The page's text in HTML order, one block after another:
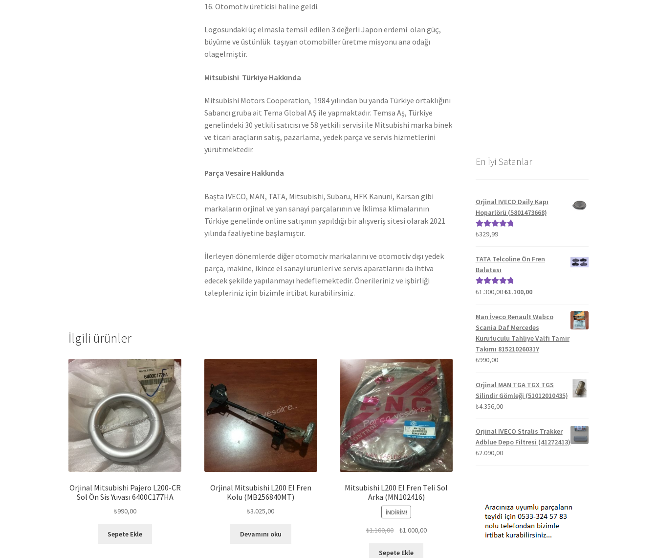
16. Otomotiv üreticisi haline geldi.
Logosundaki üç elmasla temsil edilen 3 değerli Japon erdemi olan güç,
büyüme ve üstünlük taşıyan otomobiller üretme misyonu ana odağı
olagelmiştir.
Mitsubishi Türkiye Hakkında
Mitsubishi Motors Cooperation, 1984 yılından bu yanda Türkiye ortaklığını
Sabancı gruba ait Tema Global AŞ ile yapmaktadır. Temsa Aş, Türkiye
genelindeki 30 yetkili satıcısı ve 58 yetkili servisi ile Mitsubishi marka binek
ve ticari araçların satış, pazarlama, yedek parça ve servis hizmetlerini
yürütmektedir.
Parça Vesaire Hakkında
Başta IVECO, MAN, TATA, Mitsubishi, Subaru, HFK Kanuni, Karsan gibi
markaların orjinal ve yan sanayi parçalarının ve İklimsa klimalarının
Türkiye genelinde online satışının yapıldığı bir alışveriş sitesi olarak 2021
yılında faaliyetine başlamıştır.
İlerleyen dönemlerde diğer otomotiv markalarını ve otomotiv dışı yedek
parça, makine, ikince el sanayi ürünleri ve servis aparatlarını da ihtiva
edecek şekilde yapılanmayı hedeflemektedir. Önerileriniz ve işbirliği
talepleriniz için bizimle irtibat kurabilirsiniz.
İlgili ürünler
Orjinal Mitsubishi Pajero L200-CR
Sol Ön Sis Yuvası 6400C177HA
₺990,00
Sepete Ekle
Orjinal Mitsubishi L200 El Fren
Kolu (MB256840MT)
₺3.025,00
Devamını oku
Mitsubishi L200 El Fren Teli Sol
Arka (MN102416)
İNDIRIM!
₺1.100,00
Orijinal
₺1.100,00.
₺1.000,00Şu
Sepete Ekle
En İyi Satanlar
Orjinal IVECO Daily Kapı
Hoparlörü (5801473668)
5 üzerinden
₺329,99
TATA Telcoline Ön Fren
Balatası
5 üzerinden
₺1.300,00Orijinal
₺1.300,00.
₺1.100,00Şu
fiyat:
₺1.100,00.
Man İveco Renault Wabco
Scania Daf Mercedes
Kurutuculu Tahliye Valfi Tamir
Takımı 81521026031Y
₺990,00
Orjinal MAN TGA TGX TGS
Silindir Gömleği (51012010435)
₺4.356,00
Orjinal IVECO Stralis Trakker
Adblue Depo Filtresi (41272413)
₺2.090,00